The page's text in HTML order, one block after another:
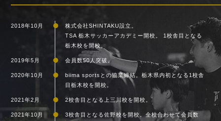
2018年10月
株式会社SHINTAKU設立。
TSA 栃木サッカーアカデミー開校。 1校舎目となる
栃木校を開校。
2019年5月 会員数50人突破。
2020年10月
biima sportsとの協業締結。栃木県内初となる1校舎
目栃木校を開校。
2021年2月 2校舎目となる上三川校を開校。
2021年10月
3校舎目となる佐野校を開校。全校合わせて会員数